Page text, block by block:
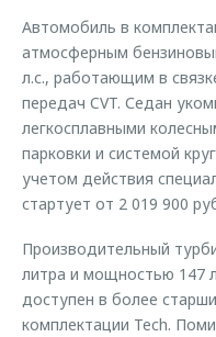
Автомобиль в
атмосферным
л.с., работающим в
передач CVT. Седан
легкосплавными
парковки и системой
учетом действия
стартует от 2 019 900
Производительный
литра и мощностью 147
доступен в более
комплектации Tech.